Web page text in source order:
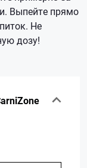
Выпейте прямо
Не
дозу!